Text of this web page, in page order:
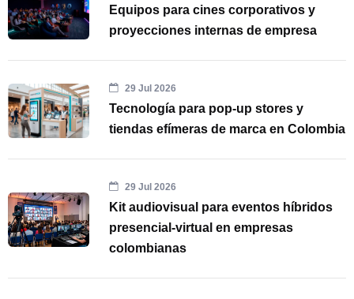
Equipos para cines corporativos y
proyecciones internas de empresa
29 Jul 2026
Tecnología para pop-up stores y
tiendas efímeras de marca en Colombia
29 Jul 2026
Kit audiovisual para eventos híbridos
presencial-virtual en empresas
colombianas